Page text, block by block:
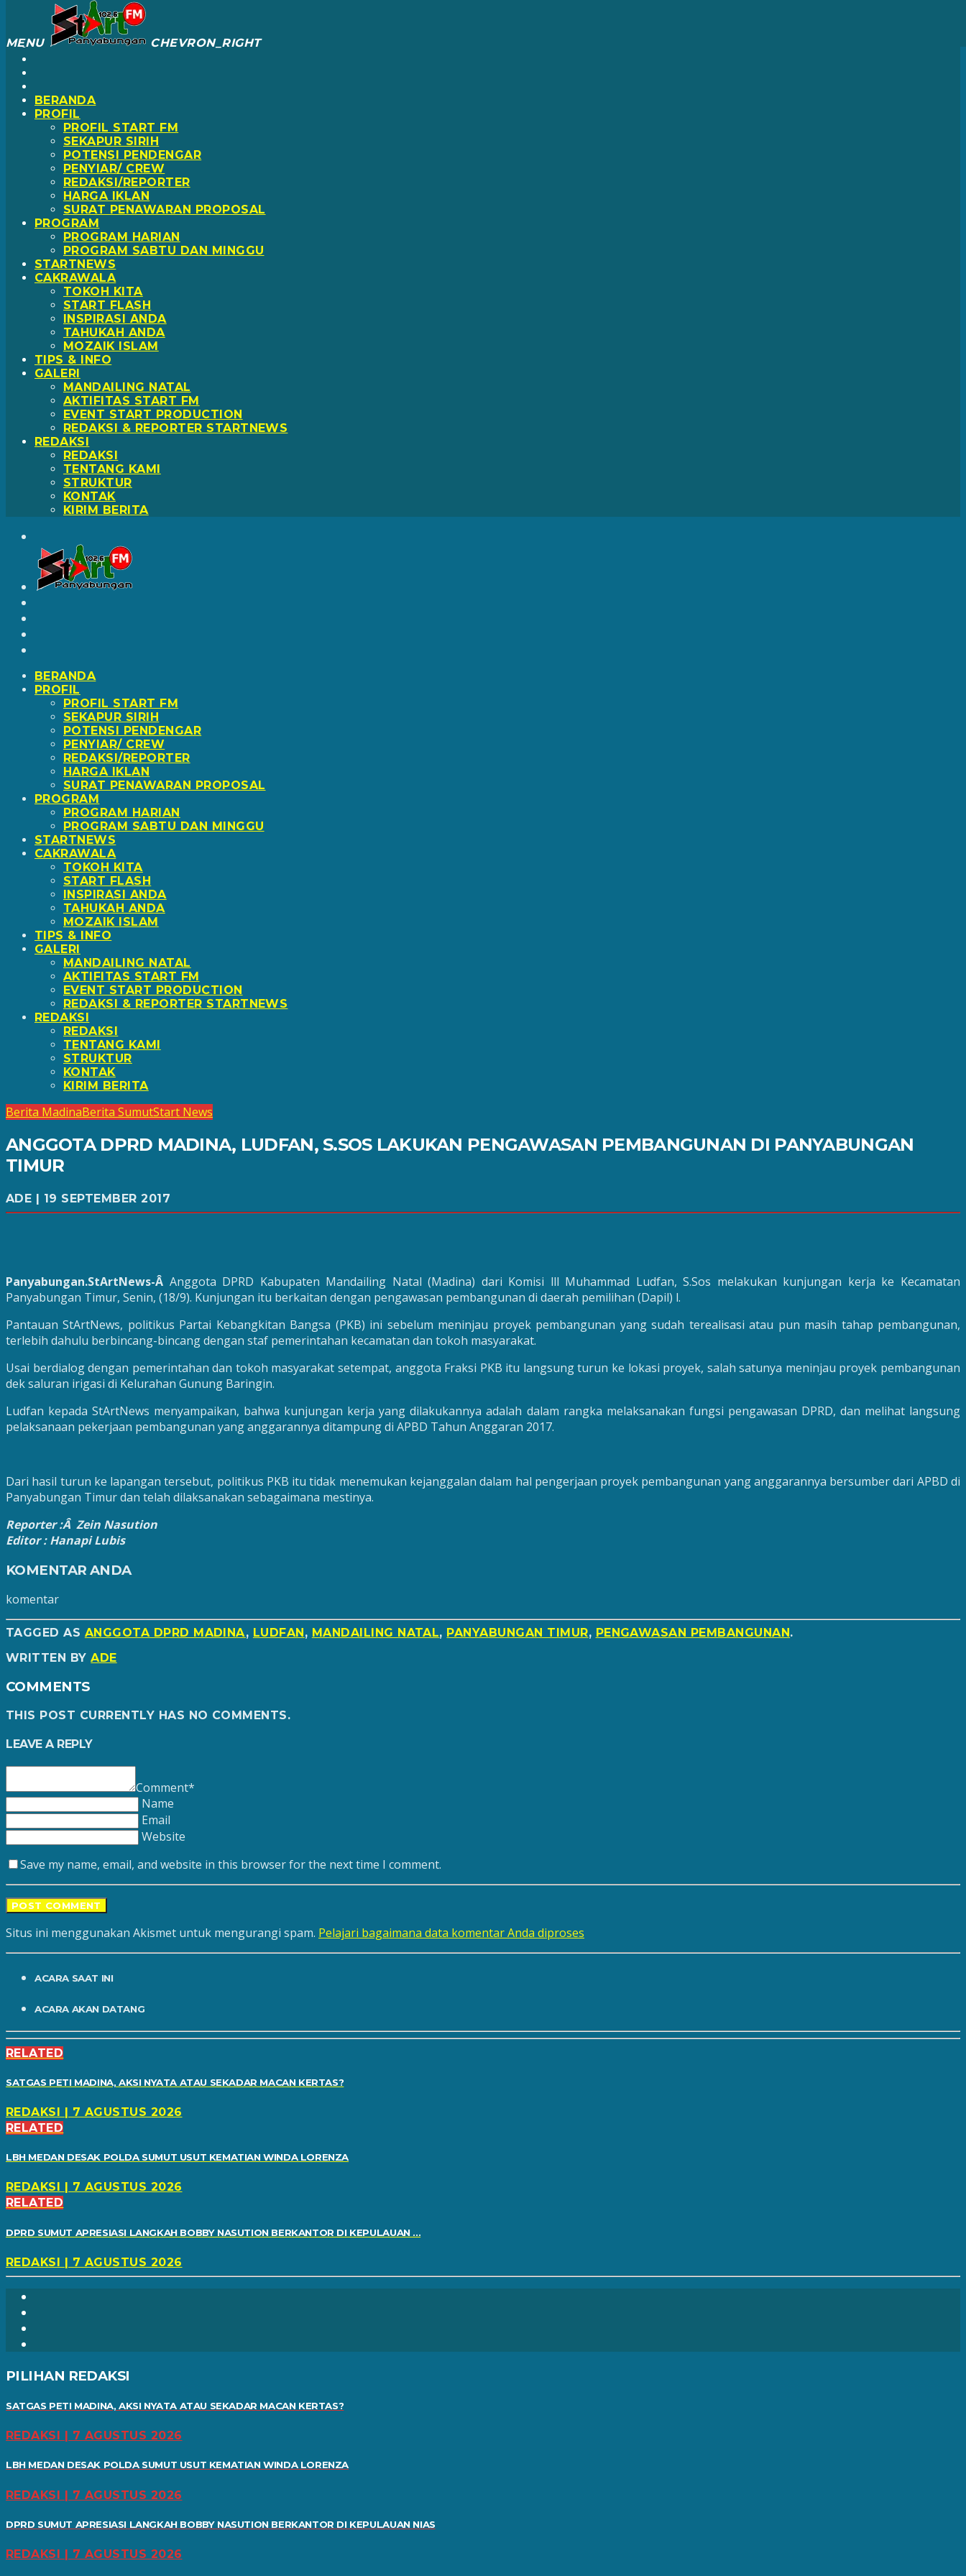
CLOSECLOSE
BERANDA
PROFIL
PROFIL START FM
SEKAPUR SIRIH
POTENSI PENDENGAR
PENYIAR/ CREW
REDAKSI/REPORTER
HARGA IKLAN
SURAT PENAWARAN PROPOSAL
PROGRAM
PROGRAM HARIAN
PROGRAM SABTU DAN MINGGU
STARTNEWS
CAKRAWALA
TOKOH KITA
START FLASH
INSPIRASI ANDA
TAHUKAH ANDA
MOZAIK ISLAM
TIPS & INFO
GALERI
MANDAILING NATAL
AKTIFITAS START FM
EVENT START PRODUCTION
REDAKSI & REPORTER STARTNEWS
REDAKSI
REDAKSI
TENTANG KAMI
STRUKTUR
KONTAK
KIRIM BERITA
BERANDA
PROFIL
PROFIL START FM
SEKAPUR SIRIH
POTENSI PENDENGAR
PENYIAR/ CREW
REDAKSI/REPORTER
HARGA IKLAN
SURAT PENAWARAN PROPOSAL
PROGRAM
PROGRAM HARIAN
PROGRAM SABTU DAN MINGGU
STARTNEWS
CAKRAWALA
TOKOH KITA
START FLASH
INSPIRASI ANDA
TAHUKAH ANDA
MOZAIK ISLAM
TIPS & INFO
GALERI
MANDAILING NATAL
AKTIFITAS START FM
EVENT START PRODUCTION
REDAKSI & REPORTER STARTNEWS
REDAKSI
REDAKSI
TENTANG KAMI
STRUKTUR
KONTAK
KIRIM BERITA
MENU CHEVRON_RIGHT
Berita MadinaBerita SumutStart News
ANGGOTA DPRD MADINA, LUDFAN, S.SOS LAKUKAN PENGAWASAN PEMBANGUNAN DI PANYABUNGAN
TIMUR
ADE | 19 SEPTEMBER 2017
Panyabungan.StArtNews-Â Anggota DPRD Kabupaten Mandailing Natal (Madina) dari Komisi lll Muhammad Ludfan, S.Sos melakukan kunjungan kerja ke Kecamatan
Panyabungan Timur, Senin, (18/9). Kunjungan itu berkaitan dengan pengawasan pembangunan di daerah pemilihan (Dapil) l.
Pantauan StArtNews, politikus Partai Kebangkitan Bangsa (PKB) ini sebelum meninjau proyek pembangunan yang sudah terealisasi atau pun masih tahap pembangunan,
terlebih dahulu berbincang-bincang dengan staf pemerintahan kecamatan dan tokoh masyarakat.
Usai berdialog dengan pemerintahan dan tokoh masyarakat setempat, anggota Fraksi PKB itu langsung turun ke lokasi proyek, salah satunya meninjau proyek pembangunan
dek saluran irigasi di Kelurahan Gunung Baringin.
Ludfan kepada StArtNews menyampaikan, bahwa kunjungan kerja yang dilakukannya adalah dalam rangka melaksanakan fungsi pengawasan DPRD, dan melihat langsung
pelaksanaan pekerjaan pembangunan yang anggarannya ditampung di APBD Tahun Anggaran 2017.
Dari hasil turun ke lapangan tersebut, politikus PKB itu tidak menemukan kejanggalan dalam hal pengerjaan proyek pembangunan yang anggarannya bersumber dari APBD di
Panyabungan Timur dan telah dilaksanakan sebagaimana mestinya.
Reporter :Â Zein Nasution
Editor : Hanapi Lubis
KOMENTAR ANDA
komentar
TAGGED AS ANGGOTA DPRD MADINA, LUDFAN , MANDAILING NATAL, PANYABUNGAN TIMUR, PENGAWASAN PEMBANGUNAN .
WRITTEN BYADE
COMMENTS
THIS POST CURRENTLY HAS NO COMMENTS.
LEAVE A REPLY
Comment*
Name
Email
Website
Save my name, email, and website in this browser for the next time I comment.
Situs ini menggunakan Akismet untuk mengurangi spam. Pelajari bagaimana data komentar Anda diproses
ACARA SAAT INI
ACARA AKAN DATANG
RELATED
SATGAS PETI MADINA, AKSI NYATA ATAU SEKADAR MACAN KERTAS?
REDAKSI | 7 AGUSTUS 2026
RELATED
LBH MEDAN DESAK POLDA SUMUT USUT KEMATIAN WINDA LORENZA
REDAKSI | 7 AGUSTUS 2026
RELATED
DPRD SUMUT APRESIASI LANGKAH BOBBY NASUTION BERKANTOR DI KEPULAUAN ...
REDAKSI | 7 AGUSTUS 2026
PILIHAN REDAKSI
SATGAS PETI MADINA, AKSI NYATA ATAU SEKADAR MACAN KERTAS?
REDAKSI | 7 AGUSTUS 2026
LBH MEDAN DESAK POLDA SUMUT USUT KEMATIAN WINDA LORENZA
REDAKSI | 7 AGUSTUS 2026
DPRD SUMUT APRESIASI LANGKAH BOBBY NASUTION BERKANTOR DI KEPULAUAN NIAS
REDAKSI | 7 AGUSTUS 2026